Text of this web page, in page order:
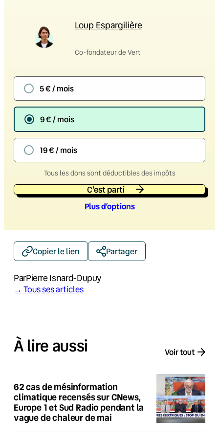
Loup Espargilière
Co-fondateur de Vert
5 € / mois
9 € / mois
19 € / mois
Tous les dons sont déductibles des impôts
C'est parti
Plus d’options
Copier le lien Partager
ParPierre Isnard-Dupuy
→ Tous ses articles
À lire aussi Voir tout
62 cas de mésinformation
climatique recensés sur CNews,
Europe 1 et Sud Radio pendant la
vague de chaleur de mai